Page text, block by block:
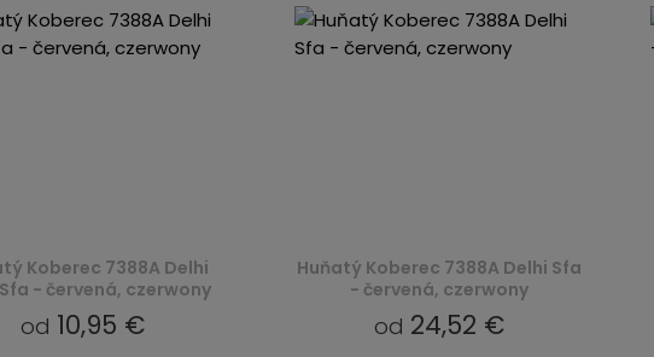
Koberec 7388A Delhi
Sfa - červená, czerwony
od 10,95 €
Huňatý Koberec 7388A Delhi Sfa
- červená, czerwony
od 24,52 €